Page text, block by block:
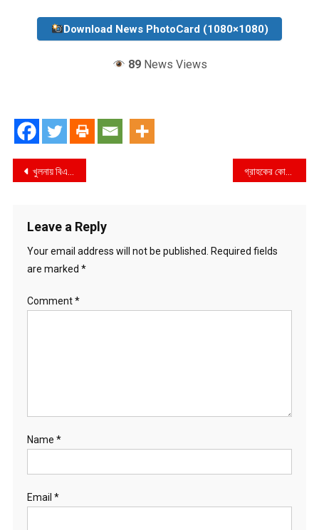
Download News PhotoCard (1080×1080)
89News Views
Post
খুলনায় বিএনপি’র জরুরী প্রেস ব্রিফিং অনুষ্ঠিত গ্রাহকের কোটি কোটি টাকা আত্মসাৎ করে আনজাম এখন দুবাইয়ে
Leave a Reply
Your email address will not be published. Required fields
are marked *
Comment*
Name *
Email *